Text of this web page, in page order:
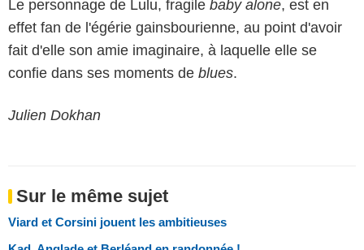
Le personnage de Lulu, fragile baby alone, est en
effet fan de l'égérie gainsbourienne, au point d'avoir
fait d'elle son amie imaginaire, à laquelle elle se
confie dans ses moments de blues.
Julien Dokhan
Sur le même sujet
Viard et Corsini jouent les ambitieuses